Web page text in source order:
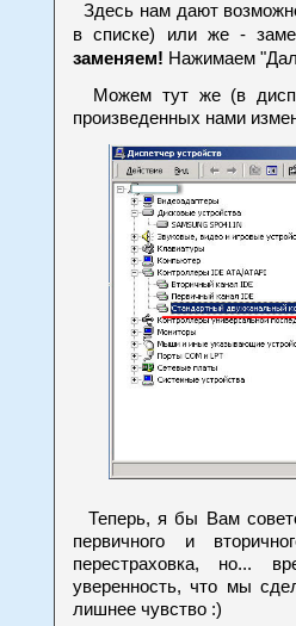
Здесь нам дают
в списке) или же -
заменяем! Нажимаем
Можем тут же (в
произведенных нами
Теперь, я бы Вам
первичного и
перестраховка, но...
уверенность, что мы
лишнее чувство :)